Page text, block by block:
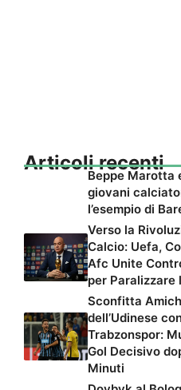
Articoli recenti
Beppe Marotta
giovani
l’esempio di
Verso la
Calcio: Uefa,
Afc Unite
per Paralizzare
Sconfitta
dell’Udinese
Trabzonspor:
Gol Decisivo
Minuti